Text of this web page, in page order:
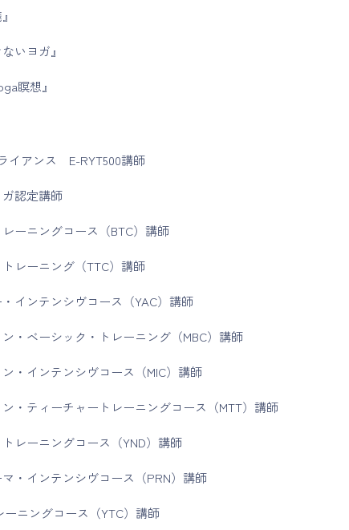
ないヨガ』
瞑想』
イアンス E-RYT500講師
認定講師
ーニングコース（BTC）講師
レーニング（TTC）講師
インテンシヴコース（YAC）講師
・ベーシック・トレーニング（MBC）講師
・インテンシヴコース（MIC）講師
・ティーチャートレーニングコース（MTT）講師
レーニングコース（YND）講師
・インテンシヴコース（PRN）講師
ニングコース（YTC）講師